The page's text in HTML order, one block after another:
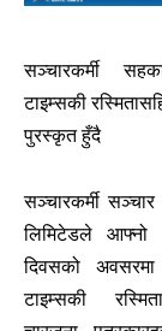
सञ्चारकर्मी
टाइम्सकी
पुरस्कृत हुँदै
सञ्चारकर्मी
लिमिटेडले आफ्नो
दिवसको
टाइम्सकी